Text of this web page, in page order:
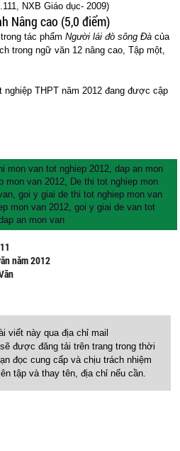
NXB Giáo dục- 2009)
Nâng cao (5,0 điểm)
tác phẩmNgười lái đò sông Đà của
trong ngữ văn 12 nâng cao, Tập một,
nghiệp THPT năm 2012 đang được cập
mon van tot nghiep 2012,dap an mon
mon van 2012, De thi tot nghiep mon
,goi y giai de thi tot nghiep mon van
mon van 2012,goi y giai de van tot
an mon van
năm 2012
viết này qua địa chỉ mail
được đăng tải trên trang trong thời
đọc cung cấp và chịu trách nhiệm
tập và thay tên, địa chỉ nếu cần.